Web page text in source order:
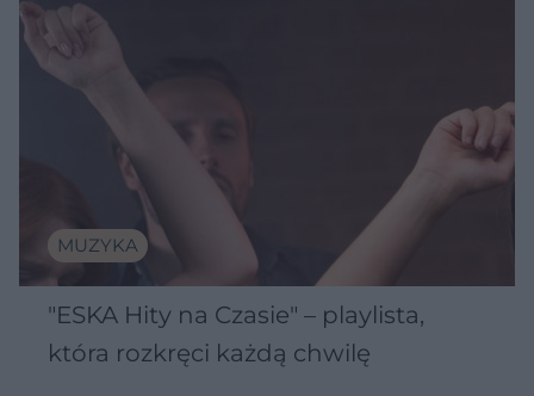
MUZYKA
"ESKA Hity na Czasie" – playlista,
która rozkręci każdą chwilę